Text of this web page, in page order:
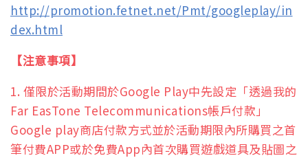
http://promotion.fetnet.net/Pmt/googleplay/in
dex.html
【注意事項】
1. 僅限於活動期間於Google Play中先設定「透過我的
Far EasTone Telecommunications帳戶付款」
Google play商店付款方式並於活動期限內所購買之首
筆付費APP或於免費App內首次購買遊戲道具及貼圖之